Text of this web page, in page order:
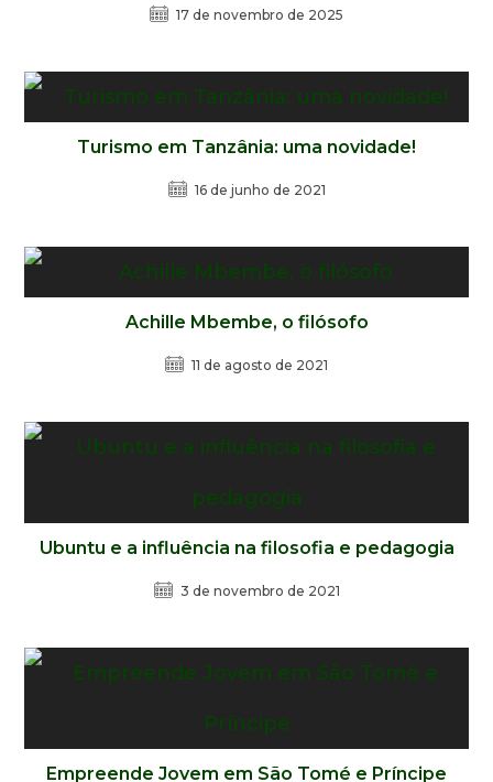
17 de novembro de 2025
Turismo em Tanzânia: uma novidade!
16 de junho de 2021
Achille Mbembe, o filósofo
11 de agosto de 2021
Ubuntu e a influência na filosofia e pedagogia
3 de novembro de 2021
Empreende Jovem em São Tomé e Príncipe